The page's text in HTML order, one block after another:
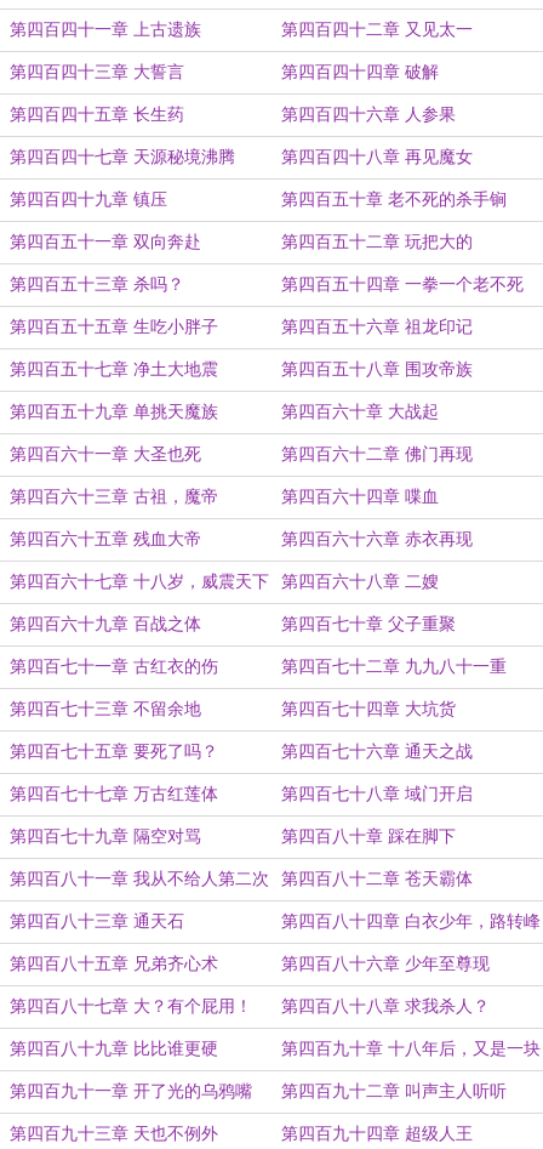
第四百四十一章 上古遗族 第四百四十二章 又见太一
第四百四十三章 大誓言 第四百四十四章 破解
第四百四十五章 长生药 第四百四十六章 人参果
第四百四十七章 天源秘境沸腾 第四百四十八章 再见魔女
第四百四十九章 镇压 第四百五十章 老不死的杀手锏
第四百五十一章 双向奔赴 第四百五十二章 玩把大的
第四百五十三章 杀吗？ 第四百五十四章 一拳一个老不死
第四百五十五章 生吃小胖子 第四百五十六章 祖龙印记
第四百五十七章 净土大地震 第四百五十八章 围攻帝族
第四百五十九章 单挑天魔族 第四百六十章 大战起
第四百六十一章 大圣也死 第四百六十二章 佛门再现
第四百六十三章 古祖，魔帝 第四百六十四章 喋血
第四百六十五章 残血大帝 第四百六十六章 赤衣再现
第四百六十七章 十八岁，威震天下 第四百六十八章 二嫂
第四百六十九章 百战之体 第四百七十章 父子重聚
第四百七十一章 古红衣的伤 第四百七十二章 九九八十一重
第四百七十三章 不留余地 第四百七十四章 大坑货
第四百七十五章 要死了吗？ 第四百七十六章 通天之战
第四百七十七章 万古红莲体 第四百七十八章 域门开启
第四百七十九章 隔空对骂 第四百八十章 踩在脚下
第四百八十一章 我从不给人第二次
机会
第四百八十二章 苍天霸体
第四百八十三章 通天石 第四百八十四章 白衣少年，路转峰
回！
第四百八十五章 兄弟齐心术 第四百八十六章 少年至尊现
第四百八十七章 大？有个屁用！ 第四百八十八章 求我杀人？
第四百八十九章 比比谁更硬 第四百九十章 十八年后，又是一块
好炭！
第四百九十一章 开了光的乌鸦嘴 第四百九十二章 叫声主人听听
第四百九十三章 天也不例外 第四百九十四章 超级人王